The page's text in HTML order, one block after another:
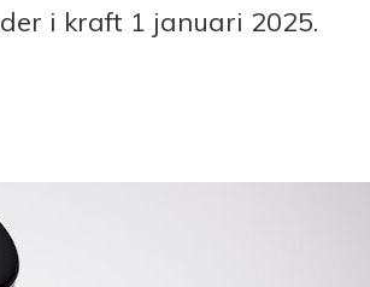
i kraft 1 januari 2025.